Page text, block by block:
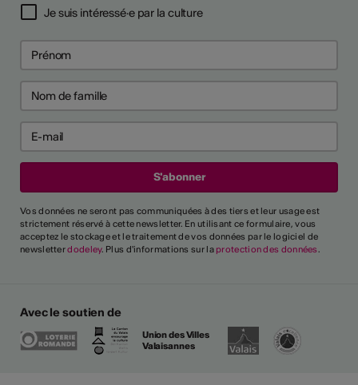
Je suis intéressé·e par la culture
Vos données ne seront pas communiquées à des tiers et leur usage est
strictement réservé à cette newsletter. En utilisant ce formulaire, vous
acceptez le stockage et le traitement de vos données par le logiciel de
newsletterdodeley. Plus d'informations sur la protection des données.
Avec le soutien de
Union des Villes
Valaisannes